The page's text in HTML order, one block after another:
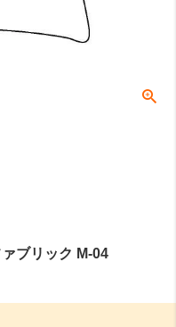
ブリック M-04